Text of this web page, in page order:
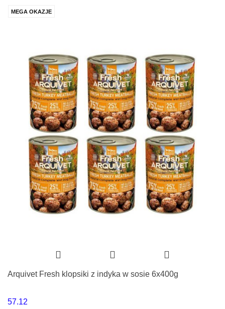
MEGA OKAZJE
Arquivet Fresh klopsiki z indyka w sosie 6x400g
57.12